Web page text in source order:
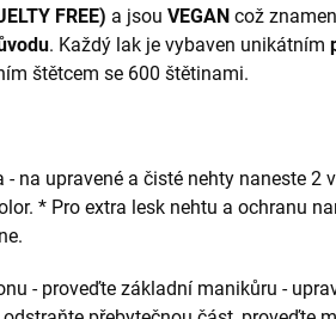
FREE) a jsou VEGAN což
. Každý lak je vybaven unikátním
štětcem se 600 štětinami.
- na upravené a čisté nehty naneste 2
* Pro extra lesk nehtu a ochranu
- proveďte základní manikůru -